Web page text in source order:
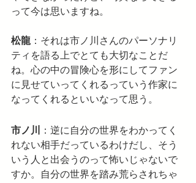
って今は思いますね。
松龍 ：それは市ノ川さんのパーソナリ
ティを語る上でとても大切なことだ
ね。心の中の冒険心を形にしてファン
に見せていってくれるっていう作家に
なってくれるといいなって思う。
市ノ川
：逆に自分の世界をわかってく
れない相手だっているわけだし、そう
いう人と出会うのって怖いじゃないで
すか。自分の世界を踏み荒らされちゃ